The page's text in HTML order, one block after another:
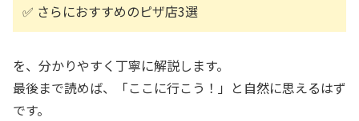
✅ さらにおすすめのピザ店3選
を、分かりやすく丁寧に解説します。
最後まで読めば、「ここに行こう！」と自然に思えるはず
です。